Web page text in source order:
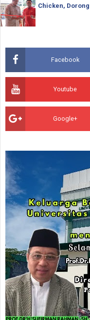
Chicken,
Facebook
Youtube
Google+